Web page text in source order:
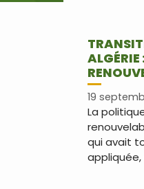
ALGÉRIE
19
La
qui avait